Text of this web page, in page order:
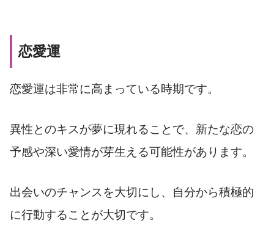
恋愛運
恋愛運は非常に高まっている時期です。
異性とのキスが夢に現れることで、新たな恋の
予感や深い愛情が芽生える可能性があります。
出会いのチャンスを大切にし、自分から積極的
に行動することが大切です。